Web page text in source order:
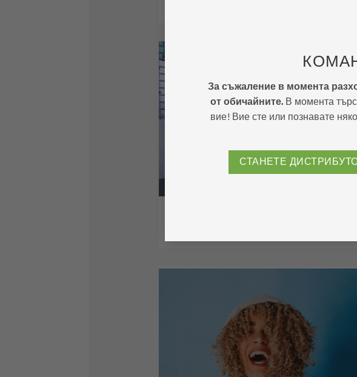
За съжаление в момента
от обичайните. В момента
вие! Вие сте или познавате
СТАНЕТЕ